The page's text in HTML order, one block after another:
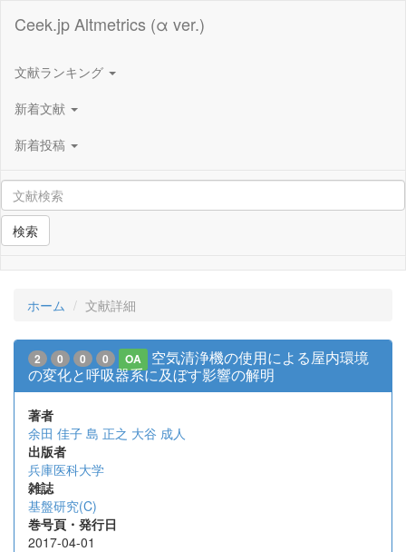
Ceek.jp Altmetrics (α ver.)
文献ランキング
新着文献
新着投稿
検索
ホーム 文献詳細
2 0 0 0 OA
空気清浄機の使用による屋内環境
の変化と呼吸器系に及ぼす影響の解明
著者
余田 佳子 島 正之 大谷 成人
出版者
兵庫医科大学
雑誌
基盤研究(C)
巻号頁・発行日
2017-04-01